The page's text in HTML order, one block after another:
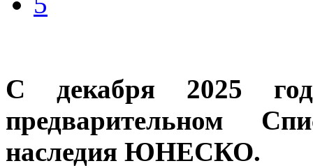
С декабря 2025
предварительном
наследия ЮНЕСКО.